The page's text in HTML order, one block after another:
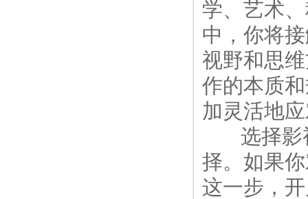
学、艺术
中，你将
视野和思
作的本质
加灵活地
选择影视
择。如果
这一步，